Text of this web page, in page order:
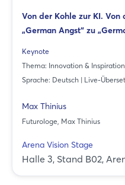
Von der Kohle zur KI. Von
„German Angst“ zu
Keynote
Thema: Innovation &
Sprache: Deutsch | Live-
Max Thinius
Futurologe, Max Thinius
Arena Vision Stage
Halle 3, Stand B02,